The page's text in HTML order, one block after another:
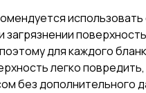
для каждого
легко
без дополнительного